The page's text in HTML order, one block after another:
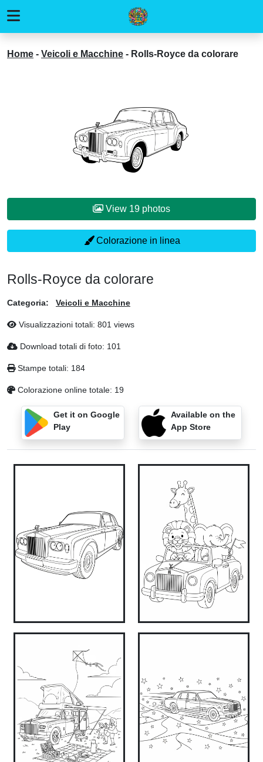
Home - Veicoli e Macchine - Rolls-Royce da colorare
View 19 photos
Colorazione in linea
Rolls-Royce da colorare
Categoria: Veicoli e Macchine
Visualizzazioni totali: 801 views
Download totali di foto: 101
Stampe totali: 184
Colorazione online totale: 19
Get it on Google
Play
Available on the
App Store